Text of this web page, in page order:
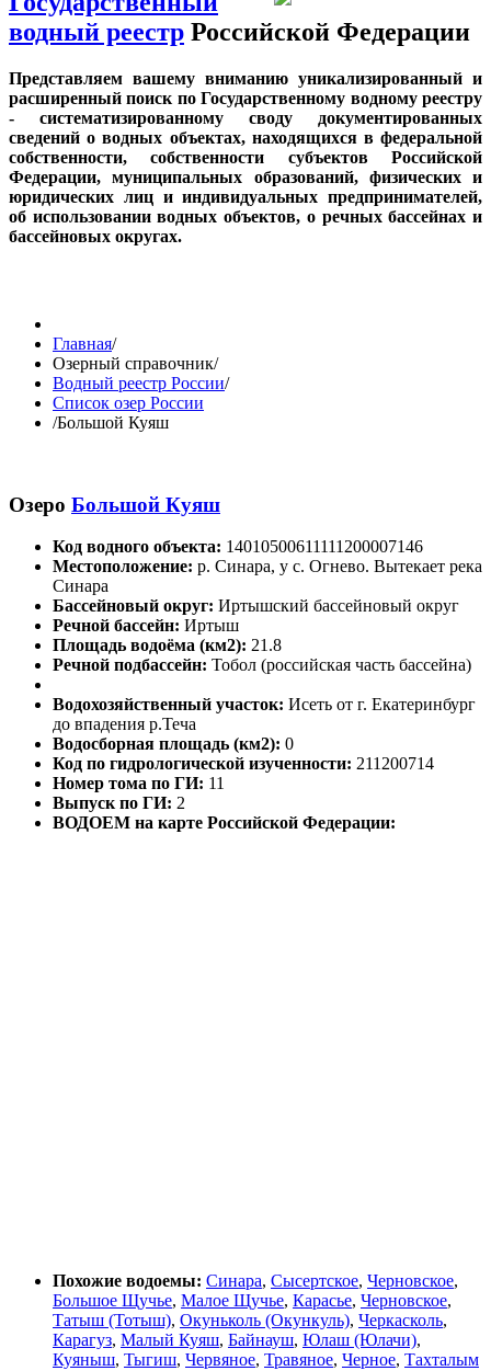
водный реестр Российской Федерации
Представляем вашему вниманию уникализированный и
расширенный поиск по Государственному водному реестру
- систематизированному своду документированных
сведений о водных объектах, находящихся в федеральной
собственности, собственности субъектов Российской
Федерации, муниципальных образований, физических и
юридических лиц и индивидуальных предпринимателей,
об использовании водных объектов, о речных бассейнах и
бассейновых округах.
Главная/
Озерный справочник/
Водный реестр России/
Список озер России
/Большой Куяш
Озеро Большой Куяш
Код водного объекта: 14010500611111200007146
Местоположение: р. Синара, у с. Огнево. Вытекает река
Синара
Бассейновый округ: Иртышский бассейновый округ
Речной бассейн: Иртыш
Площадь водоёма (км2): 21.8
Речной подбассейн: Тобол (российская часть бассейна)
Водохозяйственный участок: Исеть от г. Екатеринбург
до впадения р.Теча
Водосборная площадь (км2): 0
Код по гидрологической изученности: 211200714
Номер тома по ГИ: 11
Выпуск по ГИ: 2
ВОДОЕМ на карте Российской Федерации:
Похожие водоемы: Синара, Сысертское, Черновское,
Большое Щучье, Малое Щучье, Карасье, Черновское,
Татыш (Тотыш), Окуньколь (Окункуль), Черкасколь,
Карагуз, Малый Куяш, Байнауш, Юлаш (Юлачи),
Куяныш, Тыгиш, Червяное, Травяное, Черное, Тахталым